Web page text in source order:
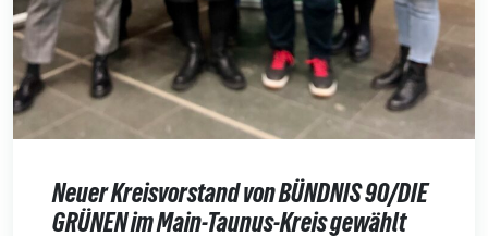
Neuer Kreisvorstand von BÜNDNIS 90/DIE
GRÜNEN im Main-Taunus-Kreis gewählt